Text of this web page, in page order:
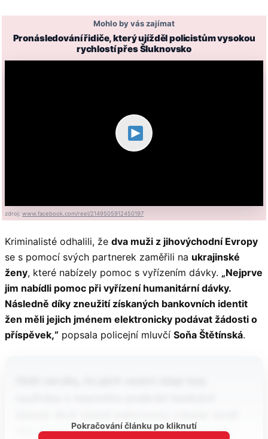
Mohlo by vás zajímat
Pronásledování řidiče, který ujížděl policistům vysokou
rychlostí přes Šluknovsko
zdroj: www.facebook.com/reel/2149505912450197
Kriminalisté odhalili, že dva muži z jihovýchodní Evropy
se s pomocí svých partnerek zaměřili na ukrajinské
ženy, které nabízely pomoc s vyřízením dávky. „Nejprve
jim nabídli pomoc při vyřízení humanitární dávky.
Následně díky zneužití získaných bankovních identit
žen měli jejich jménem elektronicky podávat žádosti o
příspěvek,“ popsala policejní mluvčí Soňa Štětínská.
750 podání, ve kterých uváděli zkreslené nebo
Pokračování článku po kliknutí